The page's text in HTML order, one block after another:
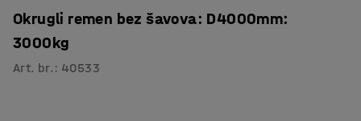
Okrugli remen bez šavova: D4000mm:
3000kg
Art. br. : 40533